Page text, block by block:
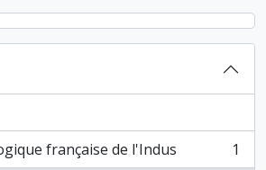
française de l'Indus
1